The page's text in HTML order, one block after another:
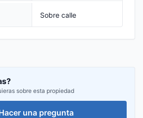
Sobre calle
sobre esta propiedad
una pregunta